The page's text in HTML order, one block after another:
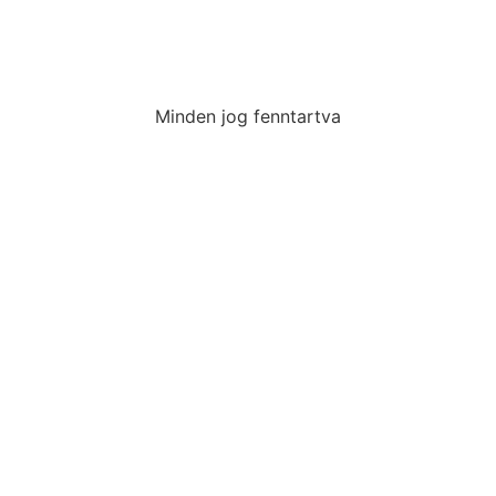
Minden jog fenntartva